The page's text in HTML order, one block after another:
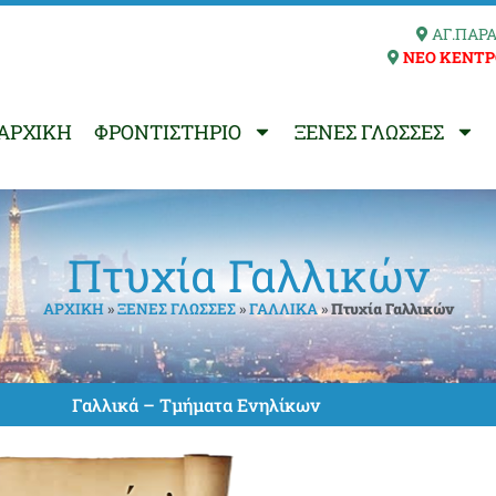
ΝΕΟ
ΦΡΟΝΤΙΣΤΗΡΙΟ ΞΕΝΕΣ ΓΛΩΣΣΕΣ
Πτυχία Γαλλικών
ΑΡΧΙΚΗ»ΞΕΝΕΣ ΓΛΩΣΣΕΣ»ΓΑΛΛΙΚΑ»Πτυχία Γαλλικών
Γαλλικά – Τμήματα Ενηλίκων